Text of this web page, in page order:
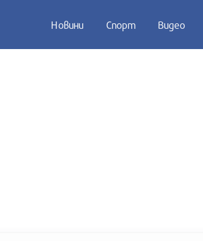
Новини Спорт Видео